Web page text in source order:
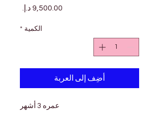
الكمية *
أضِف إلى العربة
عمره 3 أشهر